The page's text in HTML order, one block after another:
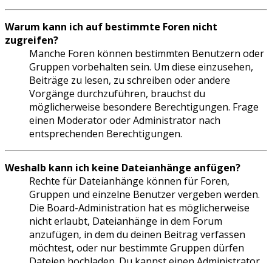
Warum kann ich auf bestimmte Foren nicht
zugreifen?
Manche Foren können bestimmten Benutzern oder
Gruppen vorbehalten sein. Um diese einzusehen,
Beiträge zu lesen, zu schreiben oder andere
Vorgänge durchzuführen, brauchst du
möglicherweise besondere Berechtigungen. Frage
einen Moderator oder Administrator nach
entsprechenden Berechtigungen.
Weshalb kann ich keine Dateianhänge anfügen?
Rechte für Dateianhänge können für Foren,
Gruppen und einzelne Benutzer vergeben werden.
Die Board-Administration hat es möglicherweise
nicht erlaubt, Dateianhänge in dem Forum
anzufügen, in dem du deinen Beitrag verfassen
möchtest, oder nur bestimmte Gruppen dürfen